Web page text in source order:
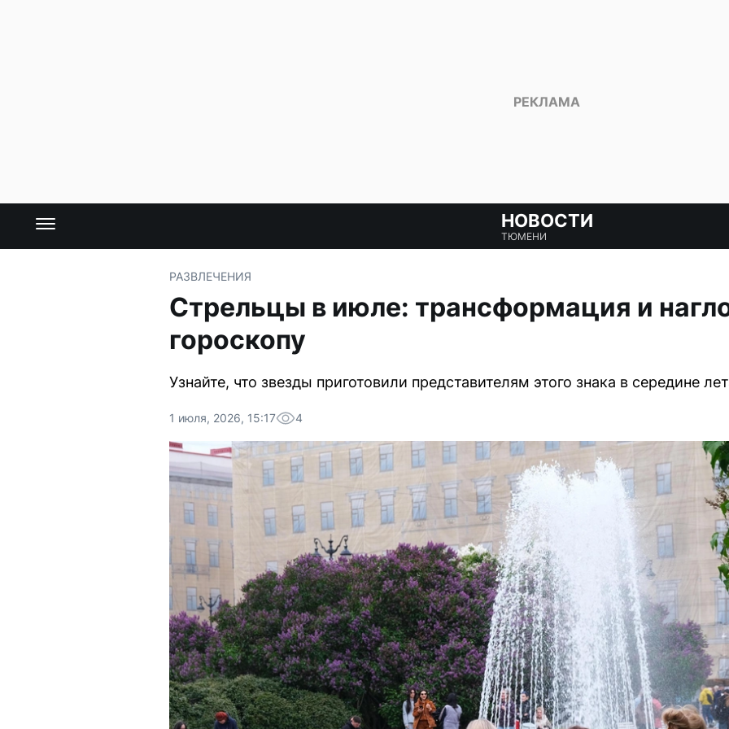
НОВОСТИ
ТЮМЕНИ
РАЗВЛЕЧЕНИЯ
Стрельцы в июле: трансформация и
гороскопу
Узнайте, что звезды приготовили представителям этого знака в середине
1 июля, 2026, 15:17 4